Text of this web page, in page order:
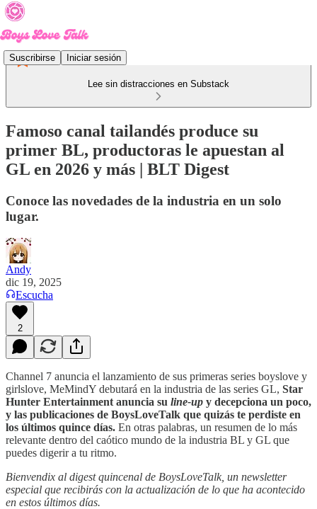
Suscribirse Iniciar sesión
Lee sin distracciones en Substack
Famoso canal tailandés produce su
primer BL, productoras le apuestan al
GL en 2026 y más | BLT Digest
Conoce las novedades de la industria en un solo
lugar.
Andy
dic 19, 2025
Escucha
2
Channel 7 anuncia el lanzamiento de sus primeras series boyslove y
girlslove, MeMindY debutará en la industria de las series GL, Star
Hunter Entertainment anuncia su line-up y decepciona un poco,
y las publicaciones de BoysLoveTalk que quizás te perdiste en
los últimos quince días. En otras palabras, un resumen de lo más
relevante dentro del caótico mundo de la industria BL y GL que
puedes digerir a tu ritmo.
Bienvendix al digest quincenal de BoysLoveTalk, un newsletter
especial que recibirás con la actualización de lo que ha acontecido
en estos últimos días.